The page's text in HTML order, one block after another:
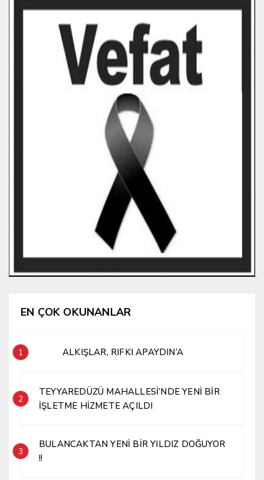
EN ÇOK OKUNANLAR
1 ALKIŞLAR, RIFKI APAYDIN’A
2
TEYYAREDÜZÜ MAHALLESİ’NDE YENİ BİR
İŞLETME HİZMETE AÇILDI
3
BULANCAKTAN YENİ BİR YILDIZ DOĞUYOR
!!